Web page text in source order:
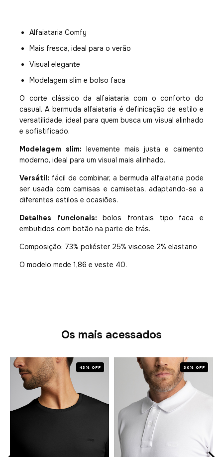
Alfaiataria Comfy
Mais fresca, ideal para o verão
Visual elegante
Modelagem slim e bolso faca
O corte clássico da alfaiataria com o conforto do
casual. A bermuda alfaiataria é definicação de estilo e
versatilidade, ideal para quem busca um visual alinhado
e sofistificado.
Modelagem slim: levemente mais justa e caimento
moderno, ideal para um visual mais alinhado.
Versátil: fácil de combinar, a bermuda alfaiataria pode
ser usada com camisas e camisetas, adaptando-se a
diferentes estilos e ocasiões.
Detalhes funcionais: bolos frontais tipo faca e
embutidos com botão na parte de trás.
Composição: 73% poliéster 25% viscose 2% elastano
O modelo mede 1,86 e veste 40.
Os mais acessados
43% OFF 30% OFF